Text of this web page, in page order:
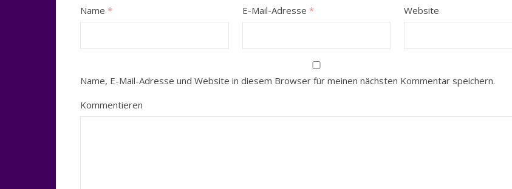
Name * E-Mail-Adresse * Website
Name, E-Mail-Adresse und Website in diesem Browser für meinen nächsten Kommentar speichern.
Kommentieren